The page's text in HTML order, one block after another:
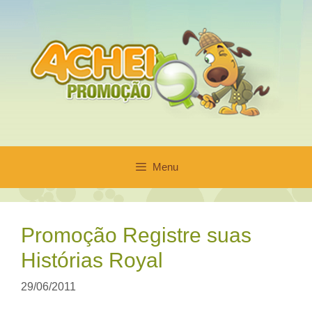
conteúdo
Menu
Promoção Registre suas
Histórias Royal
29/06/2011